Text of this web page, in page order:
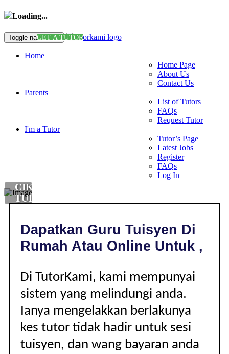
Loading...
Toggle navigationGET A TUTOR
Home
Home Page
About Us
Contact Us
Parents
List of Tutors
FAQs
Request Tutor
I'm a Tutor
Tutor’s Page
Latest Jobs
Register
FAQs
Log In
CIKGU
TUISYEN
Dapatkan Guru Tuisyen Di
Rumah Atau Online Untuk ,
Di TutorKami, kami mempunyai
sistem yang melindungi anda.
Ianya mengelakkan berlakunya
kes tutor tidak hadir untuk sesi
tuisyen, dan wang bayaran anda